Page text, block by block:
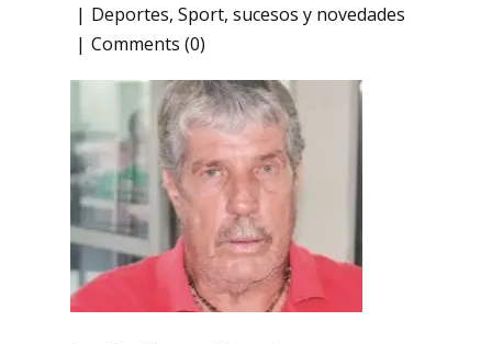
Deportes, Sport, sucesos y novedades
Comments (0)